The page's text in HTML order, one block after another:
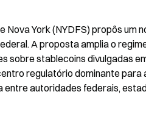
York (NYDFS) propôs um
A proposta amplia o
sobre stablecoins divulgadas
regulatório dominante
autoridades federais,